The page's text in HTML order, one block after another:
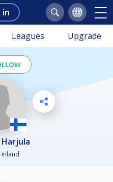
in
Leagues Upgrade